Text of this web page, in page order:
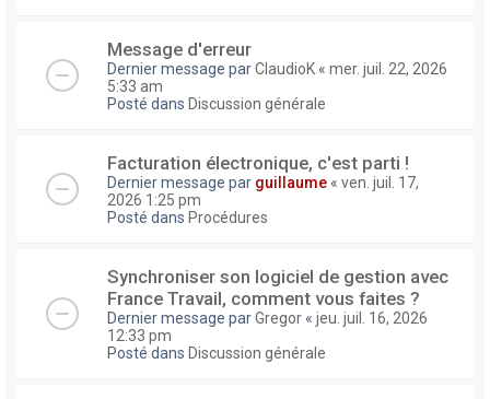
Message d'erreur
Dernier message parClaudioK « mer. juil. 22, 2026
5:33 am
Posté dans Discussion générale
Facturation électronique, c'est parti !
Dernier message par guillaume « ven. juil. 17,
2026 1:25 pm
Posté dans Procédures
Synchroniser son logiciel de gestion avec
France Travail, comment vous faites ?
Dernier message parGregor « jeu. juil. 16, 2026
12:33 pm
Posté dans Discussion générale